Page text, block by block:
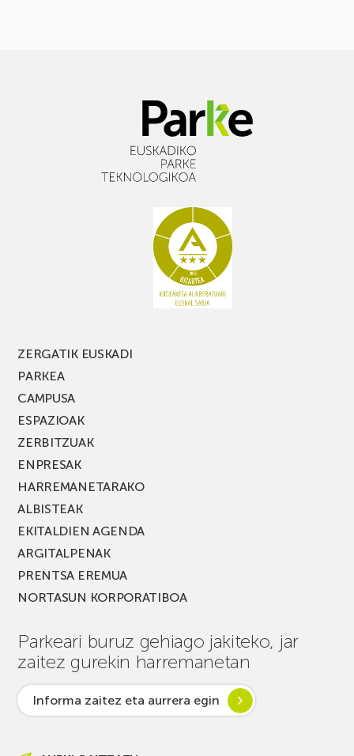
ZERGATIK EUSKADI
PARKEA
CAMPUSA
ESPAZIOAK
ZERBITZUAK
ENPRESAK
HARREMANETARAKO
ALBISTEAK
EKITALDIEN AGENDA
ARGITALPENAK
PRENTSA EREMUA
NORTASUN KORPORATIBOA
Parkeari buruz gehiago jakiteko, jar
zaitez gurekin harremanetan
Informa zaitez eta aurrera egin